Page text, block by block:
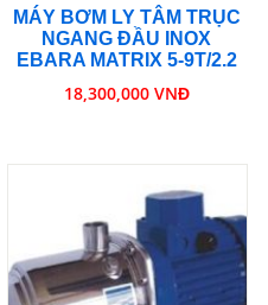
MÁY BƠM LY TÂM TRỤC
NGANG ĐẦU INOX
EBARA MATRIX 5-9T/2.2
18,300,000 VNĐ